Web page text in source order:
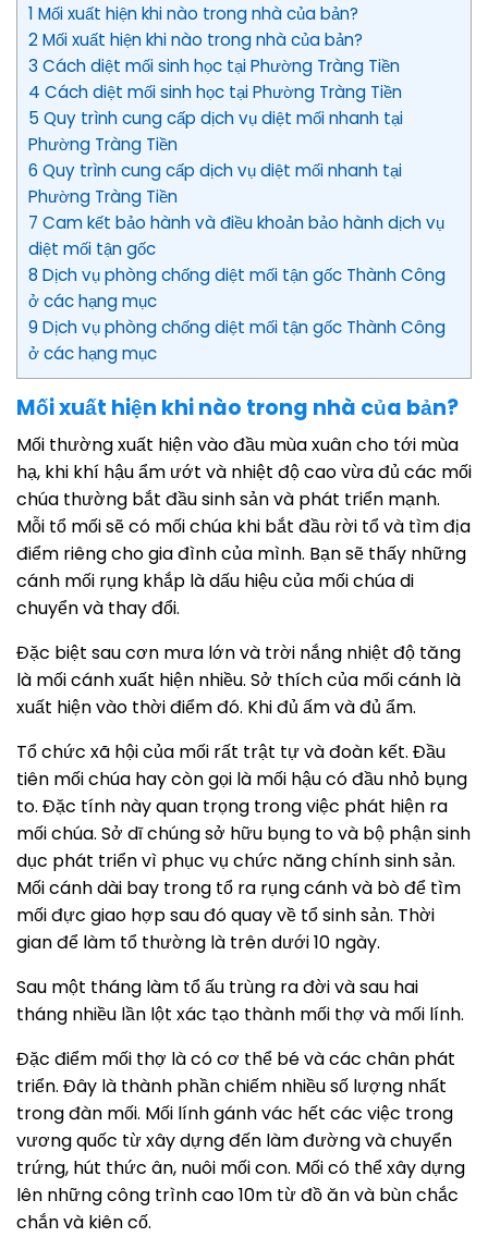
1 Mối xuất hiện khi nào trong nhà của bản?
2 Mối xuất hiện khi nào trong nhà của bản?
3 Cách diệt mối sinh học tại Phường Tràng Tiền
4 Cách diệt mối sinh học tại Phường Tràng Tiền
5 Quy trình cung cấp dịch vụ diệt mối nhanh tại
Phường Tràng Tiền
6 Quy trình cung cấp dịch vụ diệt mối nhanh tại
Phường Tràng Tiền
7 Cam kết bảo hành và điều khoản bảo hành dịch vụ
diệt mối tận gốc
8 Dịch vụ phòng chống diệt mối tận gốc Thành Công
ở các hạng mục
9 Dịch vụ phòng chống diệt mối tận gốc Thành Công
ở các hạng mục
Mối xuất hiện khi nào trong nhà của bản?
Mối thường xuất hiện vào đầu mùa xuân cho tới mùa
hạ, khi khí hậu ẩm ướt và nhiệt độ cao vừa đủ các mối
chúa thường bắt đầu sinh sản và phát triển mạnh.
Mỗi tổ mối sẽ có mối chúa khi bắt đầu rời tổ và tìm địa
điểm riêng cho gia đình của mình. Bạn sẽ thấy những
cánh mối rụng khắp là dấu hiệu của mối chúa di
chuyển và thay đổi.
Đặc biệt sau cơn mưa lớn và trời nắng nhiệt độ tăng
là mối cánh xuất hiện nhiều. Sở thích của mối cánh là
xuất hiện vào thời điểm đó. Khi đủ ấm và đủ ẩm.
Tổ chức xã hội của mối rất trật tự và đoàn kết. Đầu
tiên mối chúa hay còn gọi là mối hậu có đầu nhỏ bụng
to. Đặc tính này quan trọng trong việc phát hiện ra
mối chúa. Sở dĩ chúng sở hữu bụng to và bộ phận sinh
dục phát triển vì phục vụ chức năng chính sinh sản.
Mối cánh dài bay trong tổ ra rụng cánh và bò để tìm
mối đực giao hợp sau đó quay về tổ sinh sản. Thời
gian để làm tổ thường là trên dưới 10 ngày.
Sau một tháng làm tổ ấu trùng ra đời và sau hai
tháng nhiều lần lột xác tạo thành mối thợ và mối lính.
Đặc điểm mối thợ là có cơ thể bé và các chân phát
triển. Đây là thành phần chiếm nhiều số lượng nhất
trong đàn mối. Mối lính gánh vác hết các việc trong
vương quốc từ xây dựng đến làm đường và chuyển
trứng, hút thức ân, nuôi mối con. Mối có thể xây dựng
lên những công trình cao 10m từ đồ ăn và bùn chắc
chắn và kiên cố.